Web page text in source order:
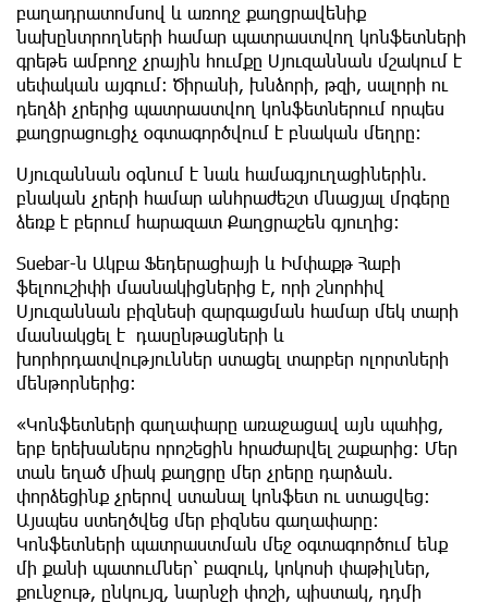
բաղադրատոմսով և առողջ քաղցրավենիք
նախընտրողների համար պատրաստվող կոնֆետների
գրեթե ամբողջ չրային հումքը Սյուզաննան մշակում է
սեփական այգում։ Ծիրանի, խնձորի, թզի, սալորի ու
դեղձի չրերից պատրաստվող կոնֆետներում որպես
քաղցրացուցիչ օգտագործվում է բնական մեղրը։
Սյուզաննան օգնում է նաև համագյուղացիներին.
բնական չրերի համար անհրաժեշտ մնացյալ մրգերը
ձեռք է բերում հարազատ Քաղցրաշեն գյուղից։
Suebar-ն Ակբա Ֆեդերացիայի և Իմփաքթ Հաբի
ֆելոուշիփի մասնակիցներից է, որի շնորհիվ
Սյուզաննան բիզնեսի զարգացման համար մեկ տարի
մասնակցել է դասընթացների և
խորհրդատվություններ ստացել տարբեր ոլորտների
մենթորներից:
«Կոնֆետների գաղափարը առաջացավ այն պահից,
երբ երեխաներս որոշեցին հրաժարվել շաքարից։ Մեր
տան եղած միակ քաղցրը մեր չրերը դարձան.
փորձեցինք չրերով ստանալ կոնֆետ ու ստացվեց:
Այսպես ստեղծվեց մեր բիզնես գաղափարը։
Կոնֆետների պատրաստման մեջ օգտագործում ենք
մի քանի պատումներ՝ բազուկ, կոկոսի փաթիլներ,
քունջութ, ընկույզ, նարնջի փոշի, պիստակ, դդմի